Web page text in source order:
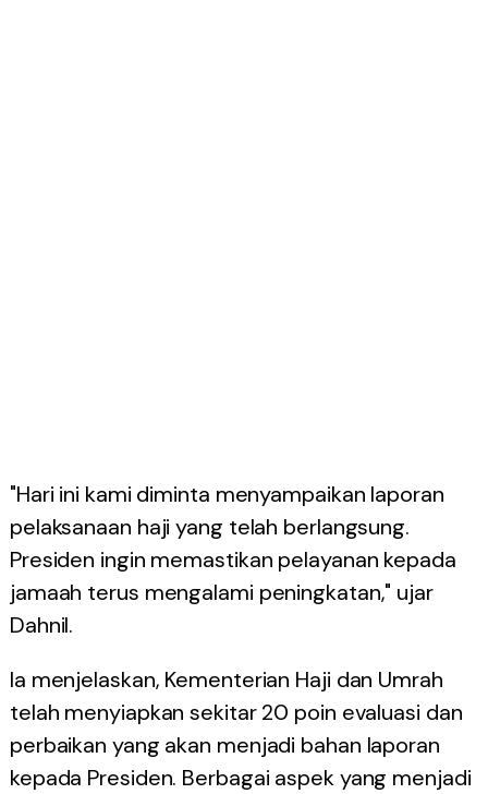
"Hari ini kami diminta menyampaikan laporan
pelaksanaan haji yang telah berlangsung.
Presiden ingin memastikan pelayanan kepada
jamaah terus mengalami peningkatan," ujar
Dahnil.
Ia menjelaskan, Kementerian Haji dan Umrah
telah menyiapkan sekitar 20 poin evaluasi dan
perbaikan yang akan menjadi bahan laporan
kepada Presiden. Berbagai aspek yang menjadi